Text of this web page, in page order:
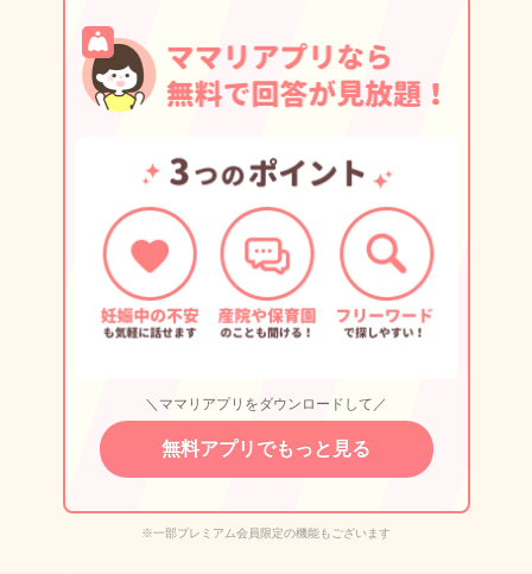
＼ママリアプリをダウンロードして／
無料アプリでもっと見る
※一部プレミアム会員限定の機能もございます